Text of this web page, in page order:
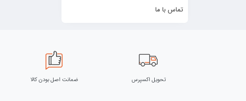
تماس با ما
تحویل اکسپرس ضمانت اصل بودن کالا